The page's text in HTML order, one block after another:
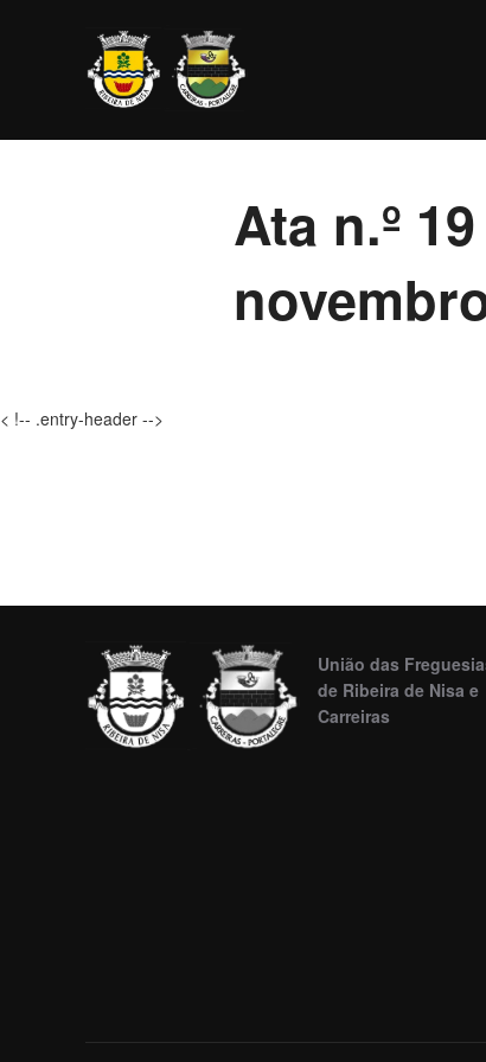
Ata n.º
< !-- .entry-header -->
União das
de Ribeira de Nisa e
Carreiras